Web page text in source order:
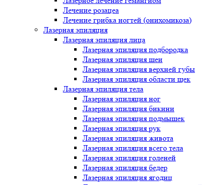
Лечение розацеа
Лечение грибка ногтей (онихомикоза)
Лазерная эпиляция
Лазерная эпиляция лица
Лазерная эпиляция подбородка
Лазерная эпиляция шеи
Лазерная эпиляция верхней губы
Лазерная эпиляция области щек
Лазерная эпиляция тела
Лазерная эпиляция ног
Лазерная эпиляция бикини
Лазерная эпиляция подмышек
Лазерная эпиляция рук
Лазерная эпиляция живота
Лазерная эпиляция всего тела
Лазерная эпиляция голеней
Лазерная эпиляция бедер
Лазерная эпиляция ягодиц